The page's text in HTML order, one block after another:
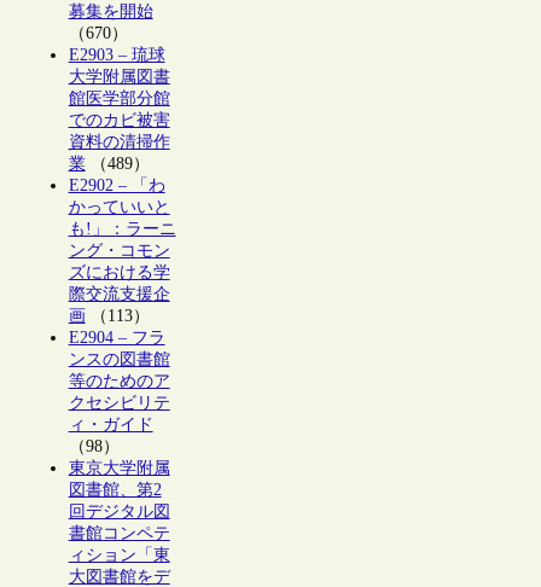
募集を開始
（670）
E2903 – 琉球
大学附属図書
館医学部分館
でのカビ被害
資料の清掃作
業（489）
E2902 – 「わ
かっていいと
も!」：ラーニ
ング・コモン
ズにおける学
際交流支援企
画（113）
E2904 – フラ
ンスの図書館
等のためのア
クセシビリテ
ィ・ガイド
（98）
東京大学附属
図書館、第2
回デジタル図
書館コンペテ
ィション「東
大図書館をデ